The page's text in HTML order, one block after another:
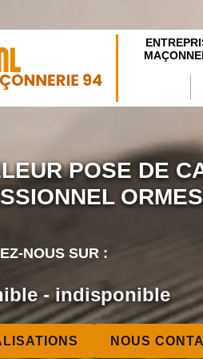
POSE DE
NOUS SUR :
-indisponible
NOUS